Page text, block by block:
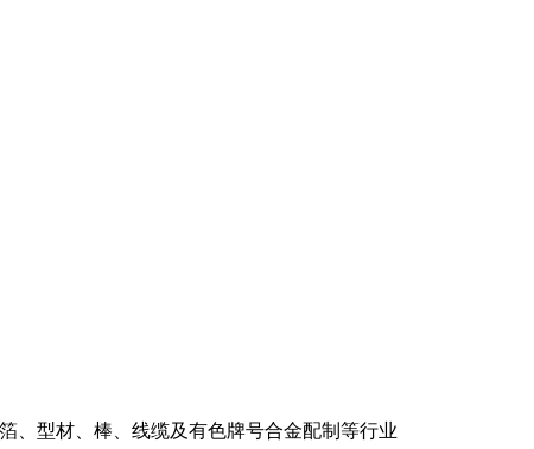
、型材、棒、线缆及有色牌号合金配制等行业